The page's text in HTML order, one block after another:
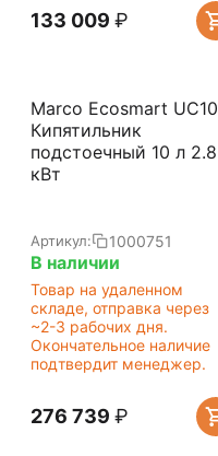
133 009 ₽
Marco Ecosmart UC10
Кипятильник
подстоечный 10 л 2.8
кВт
Артикул: 1000751
В наличии
Товар на удаленном
складе, отправка через
~2-3 рабочих дня.
Окончательное наличие
подтвердит менеджер.
276 739 ₽